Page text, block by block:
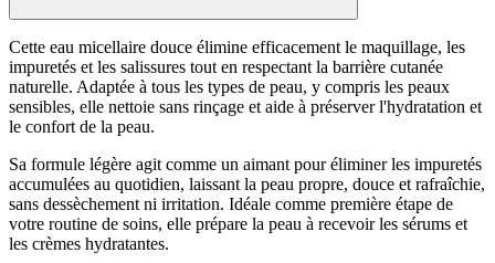
Cette eau micellaire douce élimine efficacement le maquillage, les
impuretés et les salissures tout en respectant la barrière cutanée
naturelle. Adaptée à tous les types de peau, y compris les peaux
sensibles, elle nettoie sans rinçage et aide à préserver l'hydratation et
le confort de la peau.
Sa formule légère agit comme un aimant pour éliminer les impuretés
accumulées au quotidien, laissant la peau propre, douce et rafraîchie,
sans dessèchement ni irritation. Idéale comme première étape de
votre routine de soins, elle prépare la peau à recevoir les sérums et
les crèmes hydratantes.